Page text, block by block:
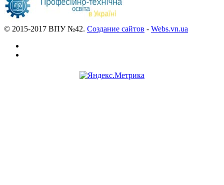
© 2015-2017 ВПУ №42. Создание сайтов - Webs.vn.ua